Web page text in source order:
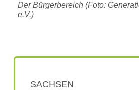
Der Bürgerbereich (Foto:
e.V.)
SACHSEN